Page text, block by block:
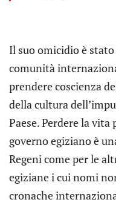
Il suo omicidio è
comunità
prendere coscienza
della cultura
Paese. Perdere la
governo egiziano è
Regeni come per le
egiziane i cui nomi
cronache